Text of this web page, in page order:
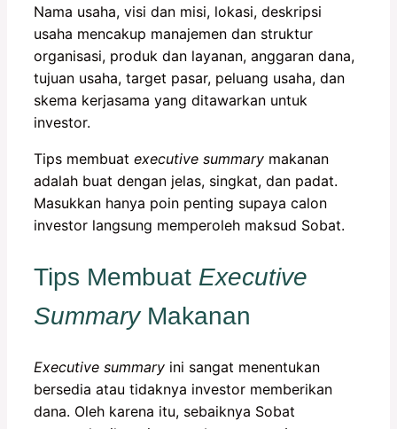
Nama usaha, visi dan misi, lokasi, deskripsi
usaha mencakup manajemen dan struktur
organisasi, produk dan layanan, anggaran dana,
tujuan usaha, target pasar, peluang usaha, dan
skema kerjasama yang ditawarkan untuk
investor.
Tips membuat executive summary makanan
adalah buat dengan jelas, singkat, dan padat.
Masukkan hanya poin penting supaya calon
investor langsung memperoleh maksud Sobat.
Tips Membuat Executive
SummaryMakanan
Executive summary ini sangat menentukan
bersedia atau tidaknya investor memberikan
dana. Oleh karena itu, sebaiknya Sobat